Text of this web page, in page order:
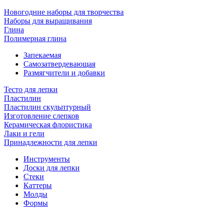
Новогодние наборы для творчества
Наборы для выращивания
Глина
Полимерная глина
Запекаемая
Самозатвердевающая
Размягчители и добавки
Тесто для лепки
Пластилин
Пластилин скульптурный
Изготовление слепков
Керамическая флористика
Лаки и гели
Принадлежности для лепки
Инструменты
Доски для лепки
Стеки
Каттеры
Молды
Формы